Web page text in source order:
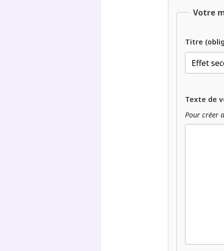
Votre
Titre
Texte de
Pour créer